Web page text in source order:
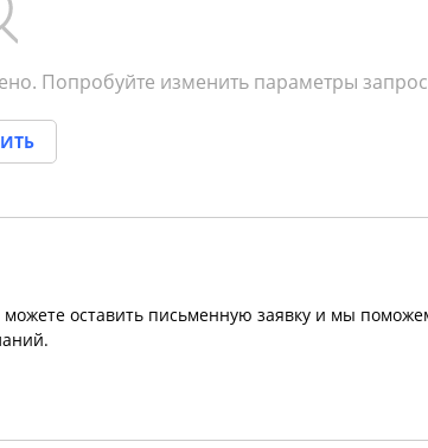
Попробуйте изменить параметры
оставить письменную заявку и мы